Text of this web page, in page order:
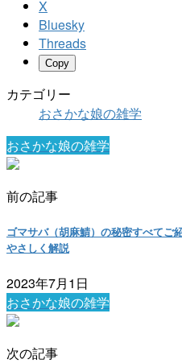
X
Bluesky
Threads
Copy
カテゴリー
おさかな娘の雑学
おさかな娘の雑学
前の記事
ゴマサバ（胡麻鯖）の秘密すべてご
やさしく解説
2023年7月1日
おさかな娘の雑学
次の記事